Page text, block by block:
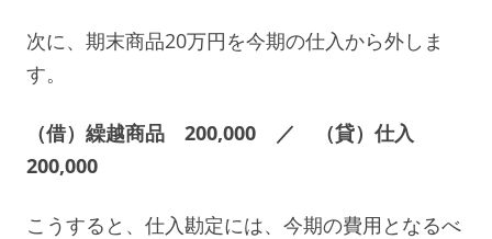
次に、期末商品20万円を今期の仕入から外しま
す。
（借）繰越商品 200,000 ／ （貸）仕入
200,000
こうすると、仕入勘定には、今期の費用となるべ